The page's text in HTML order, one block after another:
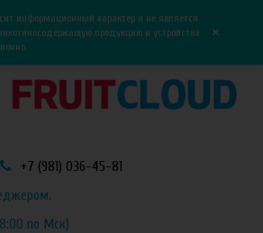
0
информационный характер и не является
продукцию и устройства
×
+7 (981) 036-45-81
по Мск)